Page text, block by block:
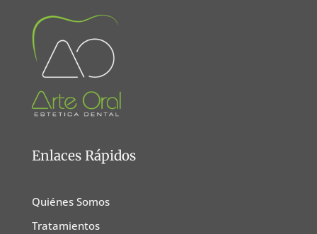
Enlaces Rápidos
Quiénes Somos
Tratamientos